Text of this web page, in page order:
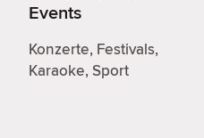
Events
Konzerte, Festivals,
Karaoke, Sport